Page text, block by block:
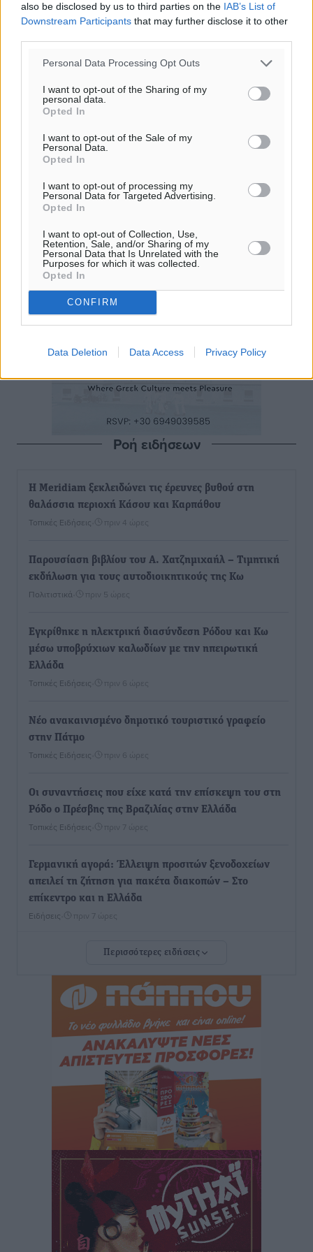
also be disclosed by us to third parties on the IAB’s List of
Downstream Participants that may further disclose it to other
Personal Data Processing Opt Outs
I want to opt-out of the Sharing of my
personal data.
Opted In
I want to opt-out of the Sale of my
Personal Data.
Opted In
I want to opt-out of processing my
Personal Data for Targeted Advertising.
Opted In
I want to opt-out of Collection, Use,
Retention, Sale, and/or Sharing of my
Personal Data that Is Unrelated with the
Purposes for which it was collected.
Opted In
CONFIRM
Data Deletion Data Access Privacy Policy
Ροή ειδήσεων
Η Meridiam ξεκλειδώνει τις έρευνες βυθού στη
θαλάσσια περιοχή Κάσου και Καρπάθου
Τοπικές Ειδήσεις πριν 4 ώρες
Παρουσίαση βιβλίου του Α. Χατζημιχαήλ – Τιμητική
εκδήλωση για τους αυτοδιοικητικούς της Κω
Πολιτιστικά πριν 5 ώρες
Εγκρίθηκε η ηλεκτρική διασύνδεση Ρόδου και Κω
μέσω υποβρύχιων καλωδίων με την ηπειρωτική
Ελλάδα
Τοπικές Ειδήσεις πριν 6 ώρες
Νέο ανακαινισμένο δημοτικό τουριστικό γραφείο
στην Πάτμο
Τοπικές Ειδήσεις πριν 6 ώρες
Οι συναντήσεις που είχε κατά την επίσκεψη του στη
Ρόδο ο Πρέσβης της Βραζιλίας στην Ελλάδα
Τοπικές Ειδήσεις πριν 7 ώρες
Γερμανική αγορά: Έλλειψη προσιτών ξενοδοχείων
απειλεί τη ζήτηση για πακέτα διακοπών – Στο
επίκεντρο και η Ελλάδα
Ειδήσεις πριν 7 ώρες
Νέο ξενοδοχείο στη Ρόδο για την H Hotels –
στην Κω
Τοπικές Ειδήσεις• πριν 7 ώρες
Αυτοκίνητο μπήκε παράνομα σε μονόδρομο στο
Μαστιχάρι – Αναποδογύρισε όχημα με μητέρα και
πριν 7 ώρες
“Η Ευρώπη αντιμετώπιζε το προσφυγικό σαν ταινία
τρόμου” – Η συγκλονιστική μαρτυρία της Χαρούλας
Γιασιράνη στον RV για τα γεγονότα που οδήγησαν στο
Σύμφωνο της Λέρου
Τοπικές Ειδήσεις • πριν 7 ώρες
Συναυλία με τον Γιάννη Κότσιρα στις 21 Αυγούστου
Περισσότερες ειδήσεις